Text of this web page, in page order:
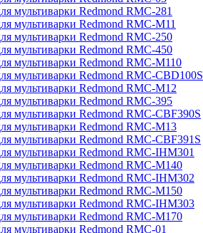
мультиварки Redmond RMC-281
мультиварки Redmond RMC-M11
мультиварки Redmond RMC-250
мультиварки Redmond RMC-450
мультиварки Redmond RMC-M110
мультиварки Redmond RMC-CBD100S
мультиварки Redmond RMC-M12
мультиварки Redmond RMC-395
мультиварки Redmond RMC-CBF390S
мультиварки Redmond RMC-M13
мультиварки Redmond RMC-CBF391S
мультиварки Redmond RMC-IHM301
мультиварки Redmond RMC-M140
мультиварки Redmond RMC-IHM302
мультиварки Redmond RMC-M150
мультиварки Redmond RMC-IHM303
мультиварки Redmond RMC-M170
мультиварки Redmond RMC-01